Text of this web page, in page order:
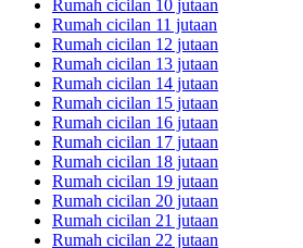
Rumah cicilan 10 jutaan
Rumah cicilan 11 jutaan
Rumah cicilan 12 jutaan
Rumah cicilan 13 jutaan
Rumah cicilan 14 jutaan
Rumah cicilan 15 jutaan
Rumah cicilan 16 jutaan
Rumah cicilan 17 jutaan
Rumah cicilan 18 jutaan
Rumah cicilan 19 jutaan
Rumah cicilan 20 jutaan
Rumah cicilan 21 jutaan
Rumah cicilan 22 jutaan